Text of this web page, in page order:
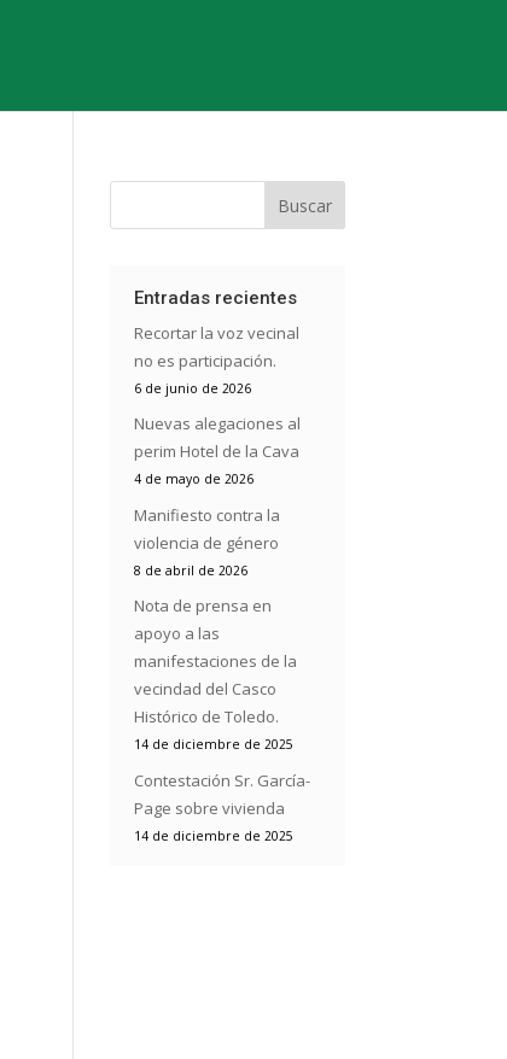
Buscar
Entradas recientes
Recortar la voz vecinal
no es participación.
6 de junio de 2026
Nuevas alegaciones al
perim Hotel de la Cava
4 de mayo de 2026
Manifiesto contra la
violencia de género
8 de abril de 2026
Nota de prensa en
apoyo a las
manifestaciones de la
vecindad del Casco
Histórico de Toledo.
14 de diciembre de 2025
Contestación Sr. García-
Page sobre vivienda
14 de diciembre de 2025